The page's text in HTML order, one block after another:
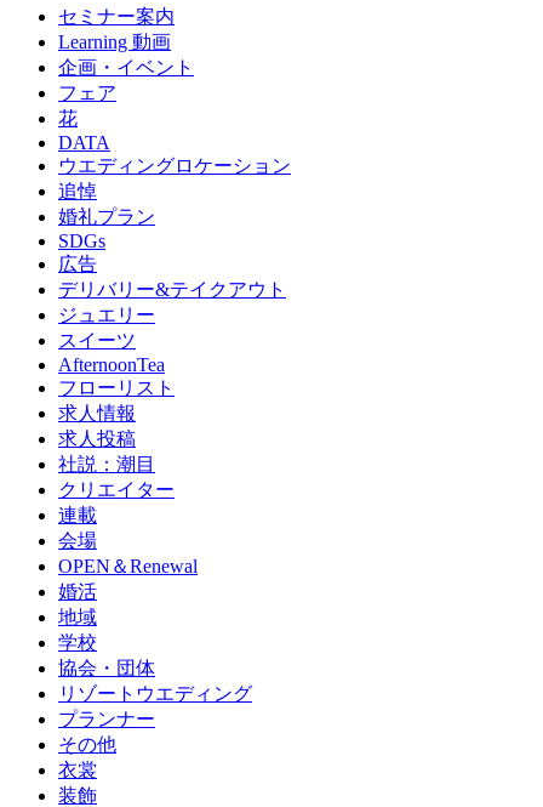
セミナー案内
Learning 動画
企画・イベント
フェア
花
DATA
ウエディングロケーション
追悼
婚礼プラン
SDGs
広告
デリバリー&テイクアウト
ジュエリー
スイーツ
AfternoonTea
フローリスト
求人情報
求人投稿
社説：潮目
クリエイター
連載
会場
OPEN＆Renewal
婚活
地域
学校
協会・団体
リゾートウエディング
プランナー
その他
衣裳
装飾